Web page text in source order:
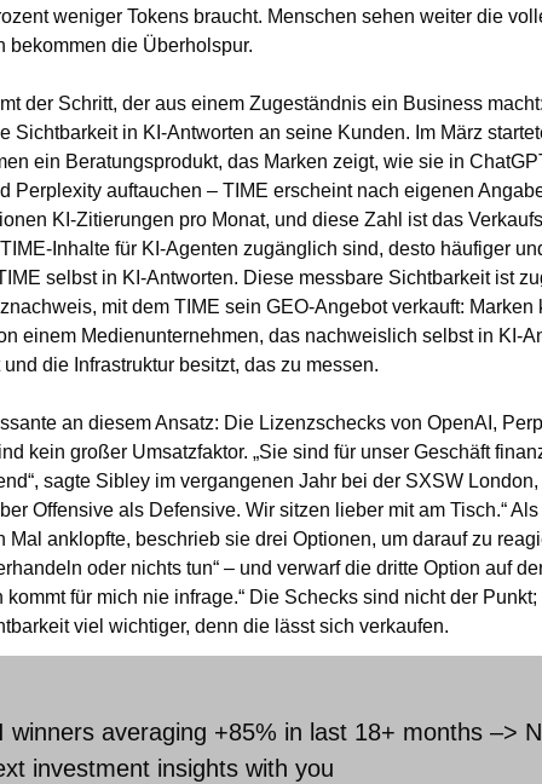
weniger Tokens braucht. Menschen sehen weiter die
bekommen die Überholspur.
der Schritt, der aus einem Zugeständnis ein Business
Sichtbarkeit in KI-Antworten an seine Kunden. Im März
ein Beratungsprodukt, das Marken zeigt, wie sie in
Perplexity auftauchen – TIME erscheint nach eigenen
KI-Zitierungen pro Monat, und diese Zahl ist das
Inhalte für KI-Agenten zugänglich sind, desto häufiger
selbst in KI-Antworten. Diese messbare Sichtbarkeit ist
mit dem TIME sein GEO-Angebot verkauft: Marken
einem Medienunternehmen, das nachweislich selbst in KI-
die Infrastruktur besitzt, das zu messen.
an diesem Ansatz: Die Lizenzschecks von OpenAI,
kein großer Umsatzfaktor. „Sie sind für unser Geschäft
sagte Sibley im vergangenen Jahr bei der SXSW London,
Offensive als Defensive. Wir sitzen lieber mit am Tisch.“
Mal anklopfte, beschrieb sie drei Optionen, um darauf zu
oder nichts tun“ – und verwarf die dritte Option auf
kommt für mich nie infrage.“ Die Schecks sind nicht der Punkt;
viel wichtiger, denn die lässt sich verkaufen.
winners averaging +85% in last 18+ months –>
investment insights with you